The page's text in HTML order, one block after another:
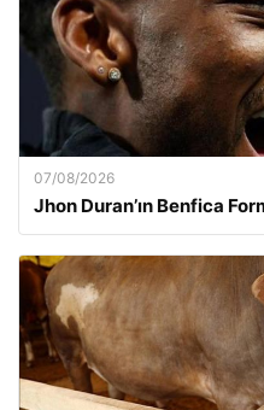
07/08/2026
Jhon Duran’ın Benfica